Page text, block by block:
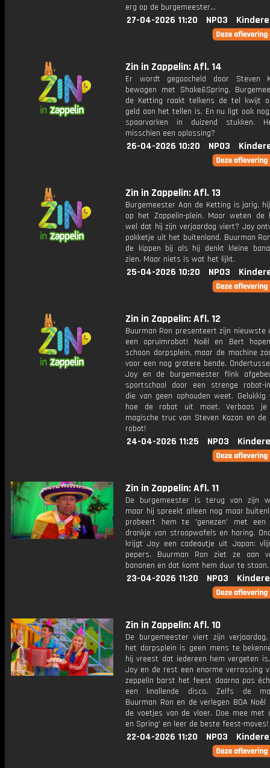
erg op de burgemeester...
27-04-2026 11:20 NPO3
Zin in Zappelin: Afl. 14
Er wordt gegoocheld door Steven
bewogen met Shake&Spring.
de Ketting raakt telkens de tel kwijt
geld aan het tellen is. En nu ligt ook
spaarvarken in duizend stukken.
misschien een oplossing?
26-04-2026 10:20 NPO3
Zin in Zappelin: Afl. 13
Burgemeester Aan de Ketting is jarig,
op het Zappelin-plein. Maar weten de
wel dat hij zijn verjaardag viert? Joy
pakketje uit het buitenland. Buurman
de kippen bij als hij denkt kleine
zien. Maar niets is wat het lijkt.
25-04-2026 10:20 NPO3
Zin in Zappelin: Afl. 12
Buurman Ron presenteert zijn nieuwste
een opruimrobot! Noël en Bert
schoon dorpsplein, maar de machine
voor een nog grotere bende.
Joy en de burgemeester flink
sportschool door een strenge robot-
die van geen ophouden weet.
hoe de robot uit moet. Verbaas
magische truc van Steven Kazan en de
robot!
24-04-2026 11:25 NPO3
Zin in Zappelin: Afl. 11
De burgemeester is terug van zijn
maar hij spreekt alleen nog maar
probeert hem te 'genezen' met een
drankje van stroopwafels en haring.
krijgt Joy een cadeautje uit Japan:
pepers. Buurman Ron ziet ze aan
bananen en dat komt hem duur te staan.
23-04-2026 11:20 NPO3
Zin in Zappelin: Afl. 10
De burgemeester viert zijn
het dorpsplein is geen mens te
hij vreest dat iedereen hem vergeten
Joy en de rest een enorme verrassing
zeppelin barst het feest daarna pas
een knallende disco. Zelfs de
Buurman Ron en de verlegen BOA
de voetjes van de vloer. Doe mee met
en Spring' en leer de beste feest-moves!
22-04-2026 11:20 NPO3